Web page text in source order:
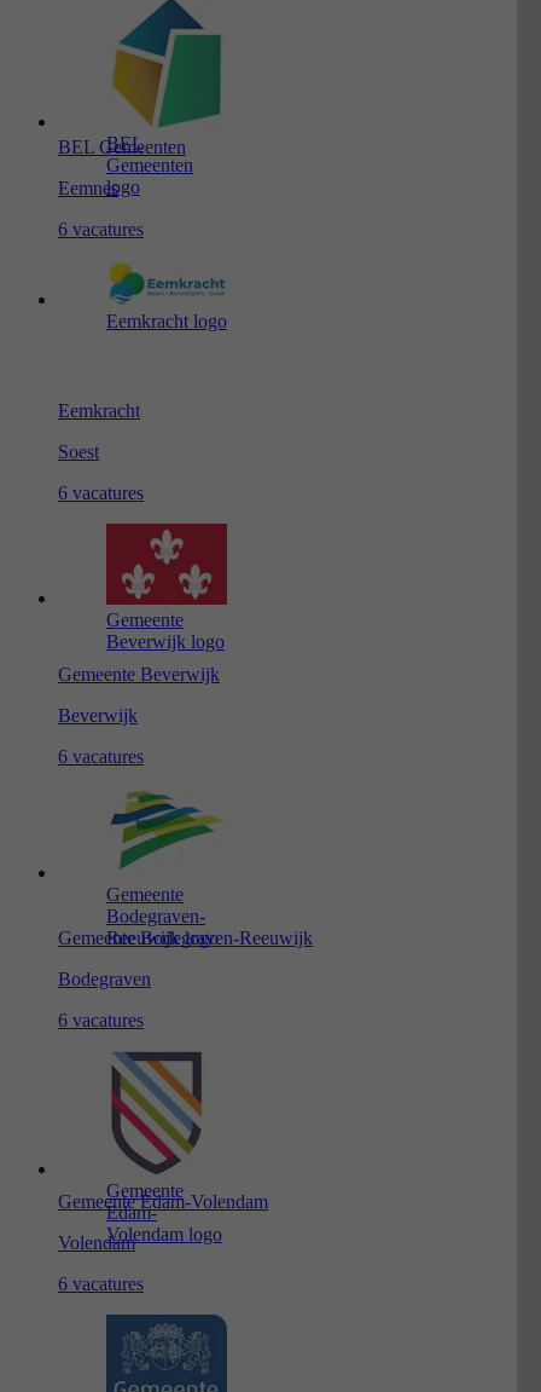
BEL
Gemeenten
logo
BEL Gemeenten
Eemnes
6 vacatures
Eemkracht logo
Eemkracht
Soest
6 vacatures
Gemeente
Beverwijk logo
Gemeente Beverwijk
Beverwijk
6 vacatures
Gemeente
Bodegraven-
Reeuwijk logo
Gemeente Bodegraven-Reeuwijk
Bodegraven
6 vacatures
Gemeente
Edam-
Volendam logo
Gemeente Edam-Volendam
Volendam
6 vacatures